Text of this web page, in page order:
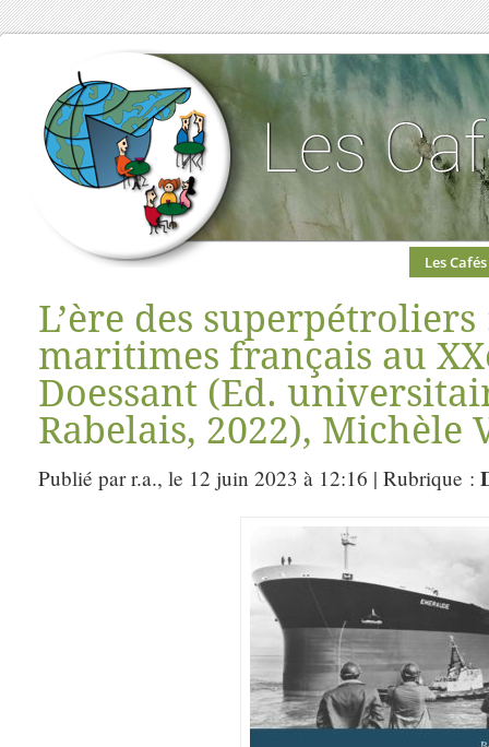
Les Cafés
L’ère des
maritimes français au
Doessant (Ed.
Rabelais, 2022), Michèle
Publié par r.a., le 12 juin 2023 à 12:16 | Rubrique :